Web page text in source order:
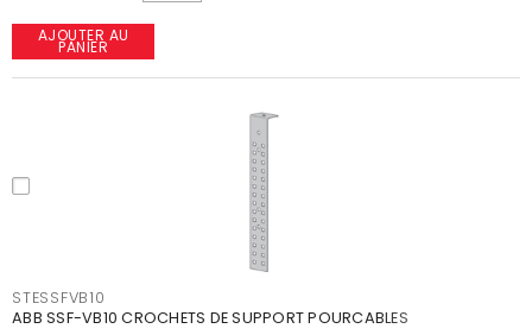
AJOUTER AU
PANIER
STESSFVB10
ABB SSF-VB10 CROCHETS DE SUPPORT POURCABLES